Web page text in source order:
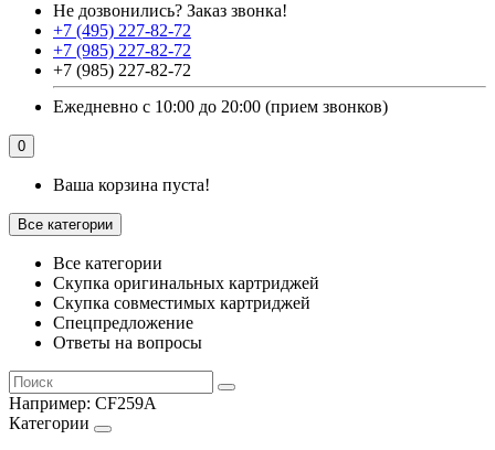
Не дозвонились? Заказ звонка!
+7 (495) 227-82-72
+7 (985) 227-82-72
+7 (985) 227-82-72
Ежедневно с 10:00 до 20:00 (прием звонков)
0
Ваша корзина пуста!
Все категории
Все категории
Скупка оригинальных картриджей
Скупка совместимых картриджей
Спецпредложение
Ответы на вопросы
Например: CF259A
Категории